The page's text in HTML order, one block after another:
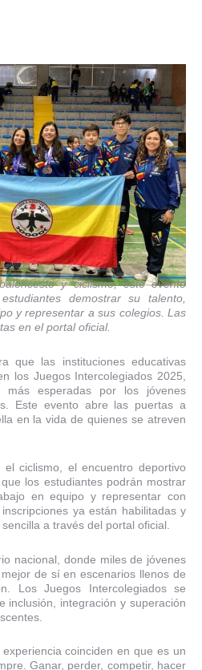
y ciclismo, este evento
demostrar su talento,
y representar a sus colegios. Las
en el portal oficial.
que las instituciones educativas
los Juegos Intercolegiados 2025,
más esperadas por los jóvenes
Este evento abre las puertas a
en la vida de quienes se atreven
ciclismo, el encuentro deportivo
los estudiantes podrán mostrar
en equipo y representar con
ya están habilitadas y
a través del portal oficial.
nacional, donde miles de jóvenes
de sí en escenarios llenos de
Los Juegos Intercolegiados se
inclusión, integración y superación
coinciden en que es un
Ganar, perder, competir, hacer